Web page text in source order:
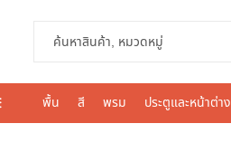
พื้น สี พรม ประตูและหน้าต่าง